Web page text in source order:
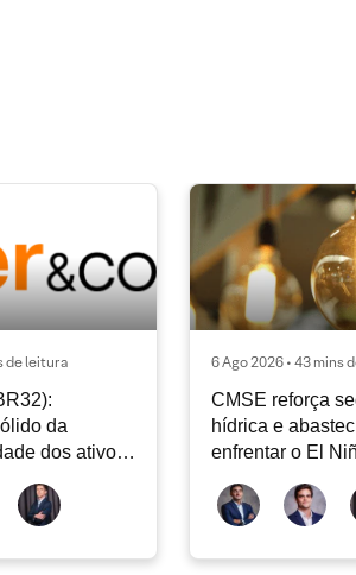
de leitura
da
dos ativos
o principal
6 Ago 2026 • 43 mins
CMSE reforça
hídrica e
enfrentar o El
Radar Energia